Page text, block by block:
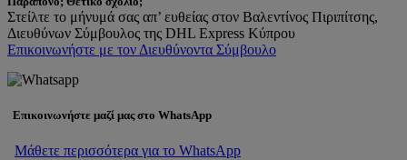
Στείλτε το μήνυμά σας απ’ ευθείας στον Βαλεντίνος Πιριπίτσης,
Διευθύνων Σύμβουλος της DHL Express Κύπρου
Επικοινωνήστε με τον Διευθύνοντα Σύμβουλο
Επικοινωνήστε μαζί μας στο WhatsApp
Μάθετε περισσότερα για το WhatsApp